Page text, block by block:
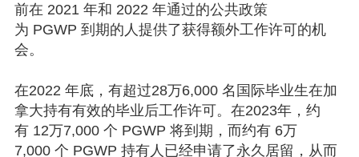
前在 2021 年和 2022 年通过的公共政策
为 PGWP 到期的人提供了获得额外工作许可的机
会。
在2022 年底，有超过28万6,000 名国际毕业生在加
拿大持有有效的毕业后工作许可。在2023年，约
有 12万7,000 个 PGWP 将到期，而约有 6万
7,000 个 PGWP 持有人已经申请了永久居留，从而